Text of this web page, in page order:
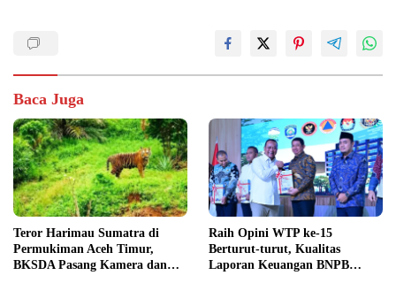
Baca Juga
Teror Harimau Sumatra di
Permukiman Aceh Timur,
BKSDA Pasang Kamera dan
Raih Opini WTP ke-15
Berturut-turut, Kualitas
Laporan Keuangan BNPB